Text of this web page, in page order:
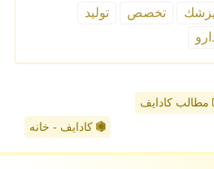
پزشك تخصص
تولید
مطالب کادایف
کادایف - خانه